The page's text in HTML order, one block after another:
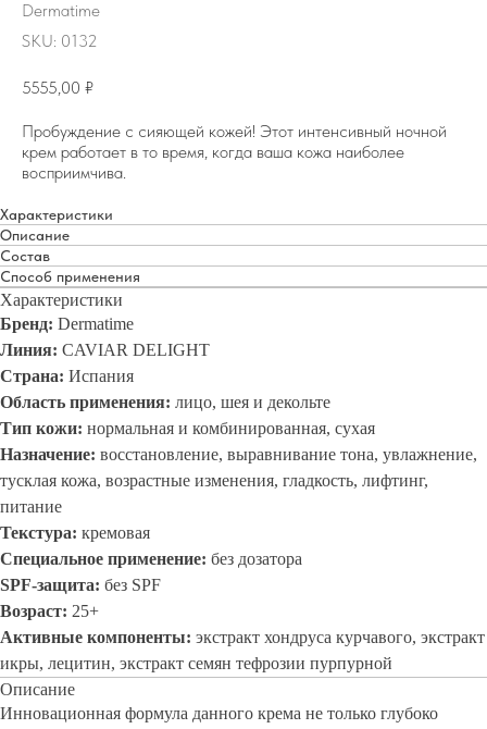
Dermatime
SKU: 0132
5555,00 ₽
Пробуждение с сияющей кожей! Этот интенсивный ночной
крем работает в то время, когда ваша кожа наиболее
восприимчива.
Характеристики
Описание
Состав
Способ применения
Характеристики
Бренд: Dermatime
Линия: CAVIAR DELIGHT
Страна: Испания
Область применения: лицо, шея и декольте
Тип кожи: нормальная и комбинированная, сухая
Назначение: восстановление, выравнивание тона, увлажнение,
тусклая кожа, возрастные изменения, гладкость, лифтинг,
питание
Текстура: кремовая
Специальное применение: без дозатора
SPF-защита: без SPF
Возраст: 25+
Активные компоненты: экстракт хондруса курчавого, экстракт
икры, лецитин, экстракт семян тефрозии пурпурной
Описание
Инновационная формула данного крема не только глубоко